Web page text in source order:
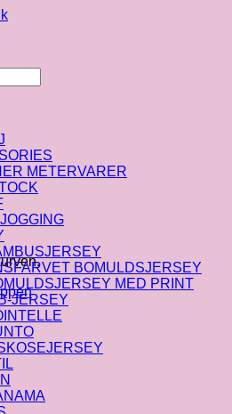
METERVARER
BOMULDSJERSEY
MED PRINT
JERSEY